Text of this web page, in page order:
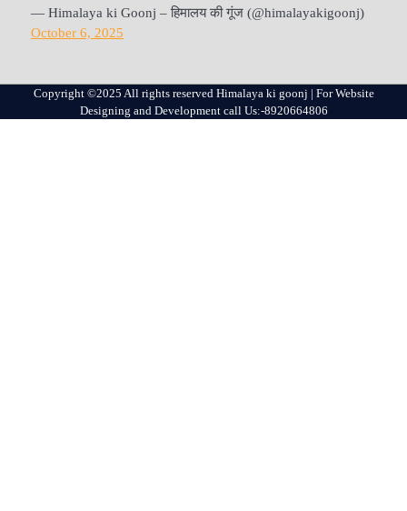
— Himalaya ki Goonj – हिमालय की गूंज (@himalayakigoonj)
October 6, 2025
Copyright ©2025 All rights reserved Himalaya ki goonj | For Website
Designing and Development call Us:-8920664806